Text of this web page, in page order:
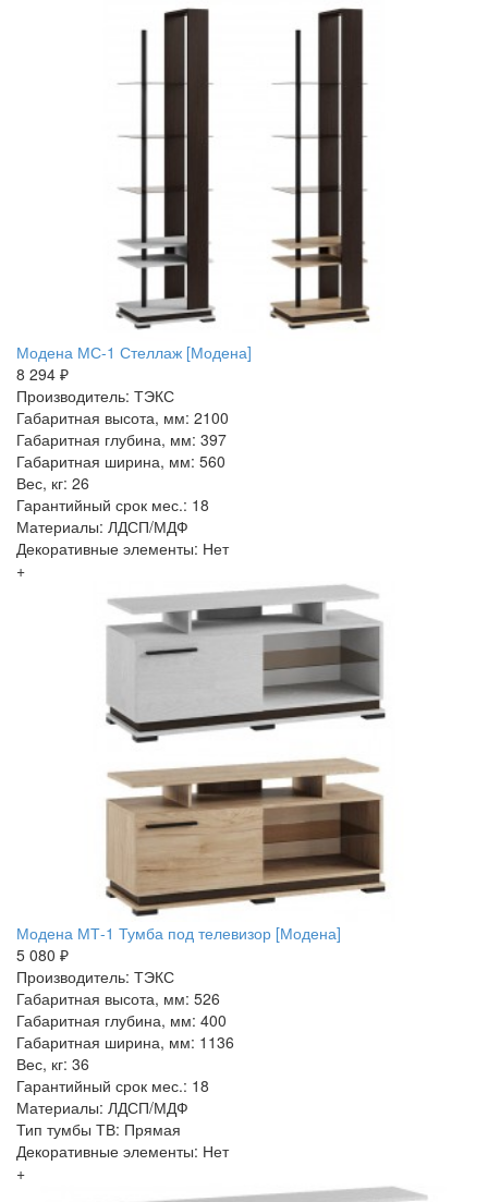
Модена МС-1 Стеллаж [Модена]
8 294 ₽
Производитель: ТЭКС
Габаритная высота, мм: 2100
Габаритная глубина, мм: 397
Габаритная ширина, мм: 560
Вес, кг: 26
Гарантийный срок мес.: 18
Материалы: ЛДСП/МДФ
Декоративные элементы: Нет
+
Модена МТ-1 Тумба под телевизор [Модена]
5 080 ₽
Производитель: ТЭКС
Габаритная высота, мм: 526
Габаритная глубина, мм: 400
Габаритная ширина, мм: 1136
Вес, кг: 36
Гарантийный срок мес.: 18
Материалы: ЛДСП/МДФ
Тип тумбы ТВ: Прямая
Декоративные элементы: Нет
+